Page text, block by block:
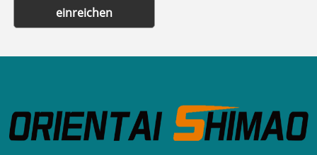
einreichen